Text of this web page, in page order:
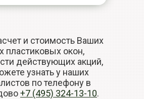
и стоимость Ваших
пластиковых окон,
действующих акций,
узнать у наших
по телефону в
+7 (495) 324-13-10.